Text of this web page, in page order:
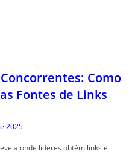
Como
Fontes de Links
2025
onde líderes obtêm links e